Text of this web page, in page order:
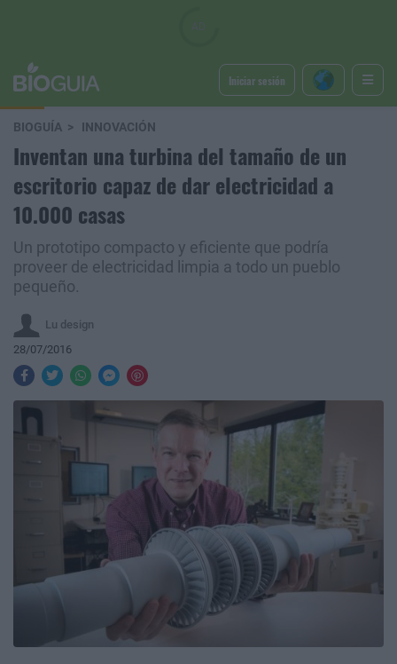
Iniciar sesión
BIOGUÍA INNOVACIÓN
Inventan una turbina del tamaño de un
escritorio capaz de dar electricidad a
10.000 casas
Un prototipo compacto y eficiente que podría
proveer de electricidad limpia a todo un pueblo
pequeño.
Lu design
28/07/2016